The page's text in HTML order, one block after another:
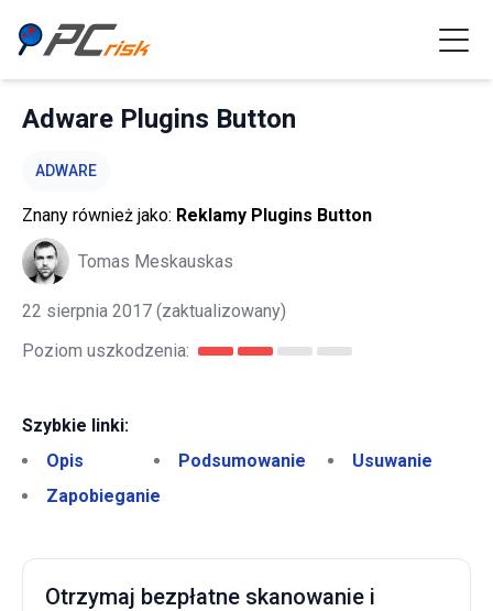
Adware Plugins Button
ADWARE
Znany również jako: Reklamy Plugins Button
Tomas Meskauskas
22 sierpnia 2017 (zaktualizowany)
Poziom uszkodzenia:
Szybkie linki:
Opis
Podsumowanie
Usuwanie
Zapobieganie
Otrzymaj bezpłatne skanowanie i